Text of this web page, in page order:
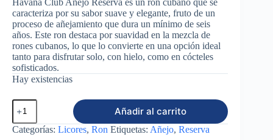
original
era:
S/ 59.90.
actual
es:
S/ 53.91.
caracteriza por su sabor suave y elegante, fruto de un
proceso de añejamiento que dura un mínimo de seis
años. Este ron destaca por suavidad en la mezcla de
rones cubanos, lo que lo convierte en una opción ideal
tanto para disfrutar solo, con hielo, como en cócteles
sofisticados.
Hay existencias
Ron
Havana
Club
Reserva
Añadir al carrito
Categorías: Licores, Ron Etiquetas: Añejo, Reserva